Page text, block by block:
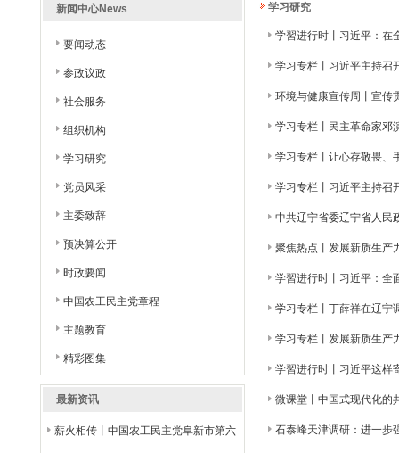
新闻中心News
要闻动态
参政议政
社会服务
组织机构
学习研究
党员风采
主委致辞
预决算公开
时政要闻
中国农工民主党章程
主题教育
精彩图集
最新资讯
薪火相传丨中国农工民主党阜新市第六
学习研究
学習进行时丨习近平：在
学习专栏丨习近平主持召
环境与健康宣传周丨宣传
学习专栏丨民主革命家邓
学习专栏丨让心存敬畏、
学习专栏丨习近平主持召
中共辽宁省委辽宁省人民
聚焦热点丨发展新质生产
学習进行时丨习近平：全
学习专栏丨丁薛祥在辽宁
学习专栏丨发展新质生产
学習进行时丨习近平这样
微课堂丨中国式现代化的
石泰峰天津调研：进一步